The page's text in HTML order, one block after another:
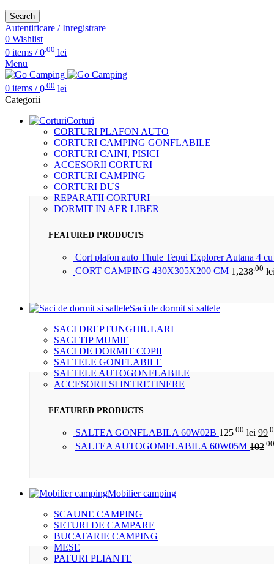
Search
Autentificare / Inregistrare
0 Wishlist
0 items / 0.00 lei
Menu
0 items / 0 .00 lei
Categorii
Corturi
CORTURI PLAFON AUTO
CORTURI CAMPING GONFLABILE
CORTURI CAINI, PISICI
ACCESORII CORTURI
CORTURI CAMPING
CORTURI DUS
REPARATII CORTURI
DORMIT IN AER LIBER
FEATURED PRODUCTS
Cort plafon auto Thule Tepui Explorer Autana 4
CORT CAMPING 430X305X200 CM 1,238 .00
Saci de dormit si saltele
SACI DREPTUNGHIULARI
SACI TIP MUMIE
SACI DE DORMIT COPII
SALTELE GONFLABILE
SALTELE AUTOGONFLABILE
ACCESORII SI INTRETINERE
FEATURED PRODUCTS
SALTEA GONFLABILA 60W02B 125.00 lei 99
SALTEA AUTOGOMFLABILA 60W05M 102.00
Mobilier camping
SCAUNE CAMPING
SETURI DE CAMPARE
BUCATARIE CAMPING
MESE
PATURI PLIANTE